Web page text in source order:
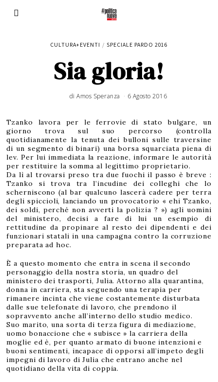
CULTURA+EVENTI / SPECIALE PARDO 2016
Sia gloria!
diAmos Speranza 6 Agosto 2016
s
t
o
1
7
Tzanko lavora per le ferrovie di stato bulgare, un
giorno trova sul suo percorso (controlla
quotidianamente la tenuta dei bulloni sulle traversine
di un segmento di binari) una borsa squarciata piena di
lev. Per lui immediata la reazione, informare le autorità
per restituire la somma al legittimo proprietario.
Da lì al trovarsi preso tra due fuochi il passo è breve :
Tzanko si trova tra l’incudine dei colleghi che lo
scherniscono (al bar qualcuno lascerà cadere per terra
degli spiccioli, lanciando un provocatorio « ehi Tzanko,
dei soldi, perché non avverti la polizia ? ») agli uomini
del ministero, decisi a fare di lui un esempio di
rettitudine da propinare al resto dei dipendenti e dei
funzionari statali in una campagna contro la corruzione
preparata ad hoc.
È a questo momento che entra in scena il secondo
personaggio della nostra storia, un quadro del
ministero dei trasporti, Julia. Attorno alla quarantina,
donna in carriera, sta seguendo una terapia per
rimanere incinta che viene costantemente disturbata
dalle sue telefonate di lavoro, che prendono il
sopravvento anche all’interno dello studio medico.
Suo marito, una sorta di terza figura di mediazione,
uomo bonaccione che « subisce » la carriera della
moglie ed è, per quanto armato di buone intenzioni e
buoni sentimenti, incapace di opporsi all’impeto degli
impegni di lavoro di Julia che entrano anche nel
quotidiano della vita di coppia.